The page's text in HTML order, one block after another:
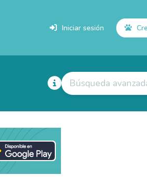
Iniciar sesión
Búsqueda